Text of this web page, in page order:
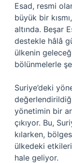
Esad, resmi
büyük bir
altında. Beşar
destekle hâlâ
ülkenin
bölünmelerle
Suriye’deki
yönetimin bir
çıkıyor. Bu,
kılarken,
ülkedeki
hale geliyor.